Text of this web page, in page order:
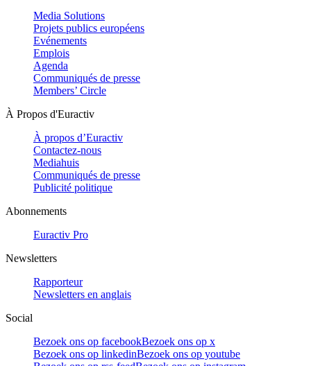
Media Solutions
Projets publics européens
Evénements
Emplois
Agenda
Communiqués de presse
Members’ Circle
À Propos d'Euractiv
À propos d’Euractiv
Contactez-nous
Mediahuis
Communiqués de presse
Publicité politique
Abonnements
Euractiv Pro
Newsletters
Rapporteur
Newsletters en anglais
Social
Bezoek ons op facebookBezoek ons op x
Bezoek ons op linkedinBezoek ons op youtube